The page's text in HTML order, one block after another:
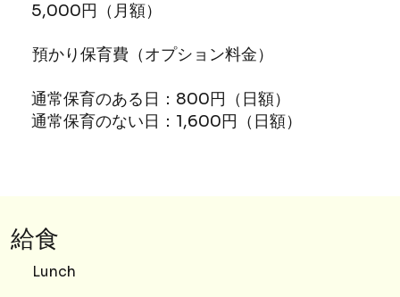
5,000円（月額）
通常保育のある日：800円（日額）
通常保育のない日：1,600円（日額）
預かり保育費（オプション料金）
​給食
Lunch